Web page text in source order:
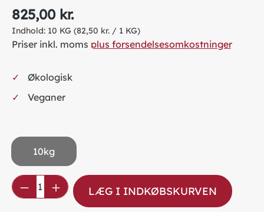
825,00 kr.
Indhold: 10 KG (82,50 kr. / 1 KG)
Priser inkl. moms plus forsendelsesomkostninger
Økologisk
Veganer
10kg
Product Quantity: Enter the desired
LÆG I INDKØBSKURVEN